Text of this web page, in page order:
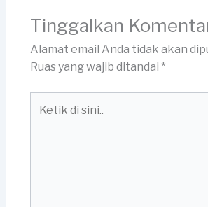
Tinggalkan
Alamat email Anda tidak akan
Ruas yang wajib ditandai *